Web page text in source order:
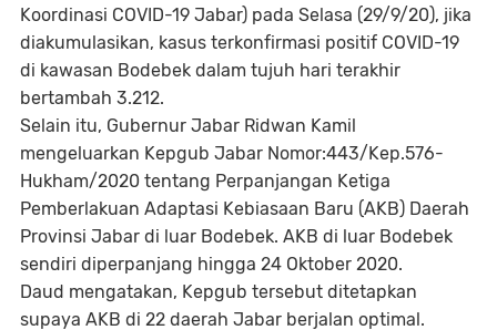
Koordinasi COVID-19 Jabar) pada Selasa (29/9/20), jika
diakumulasikan, kasus terkonfirmasi positif COVID-19
di kawasan Bodebek dalam tujuh hari terakhir
bertambah 3.212.
Selain itu, Gubernur Jabar Ridwan Kamil
mengeluarkan Kepgub Jabar Nomor:443/Kep.576-
Hukham/2020 tentang Perpanjangan Ketiga
Pemberlakuan Adaptasi Kebiasaan Baru (AKB) Daerah
Provinsi Jabar di luar Bodebek. AKB di luar Bodebek
sendiri diperpanjang hingga 24 Oktober 2020.
Daud mengatakan, Kepgub tersebut ditetapkan
supaya AKB di 22 daerah Jabar berjalan optimal.